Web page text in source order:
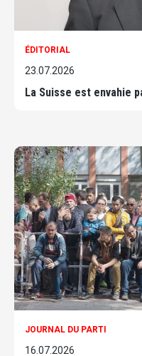
ÉDITORIAL
23.07.2026
La Suisse est envahie
JOURNAL DU PARTI
16.07.2026